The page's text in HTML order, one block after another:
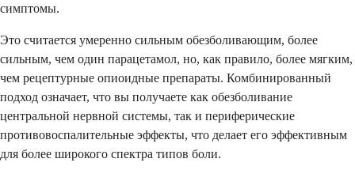
симптомы.
Это считается умеренно сильным обезболивающим, более
сильным, чем один парацетамол, но, как правило, более мягким,
чем рецептурные опиоидные препараты. Комбинированный
подход означает, что вы получаете как обезболивание
центральной нервной системы, так и периферические
противовоспалительные эффекты, что делает его эффективным
для более широкого спектра типов боли.